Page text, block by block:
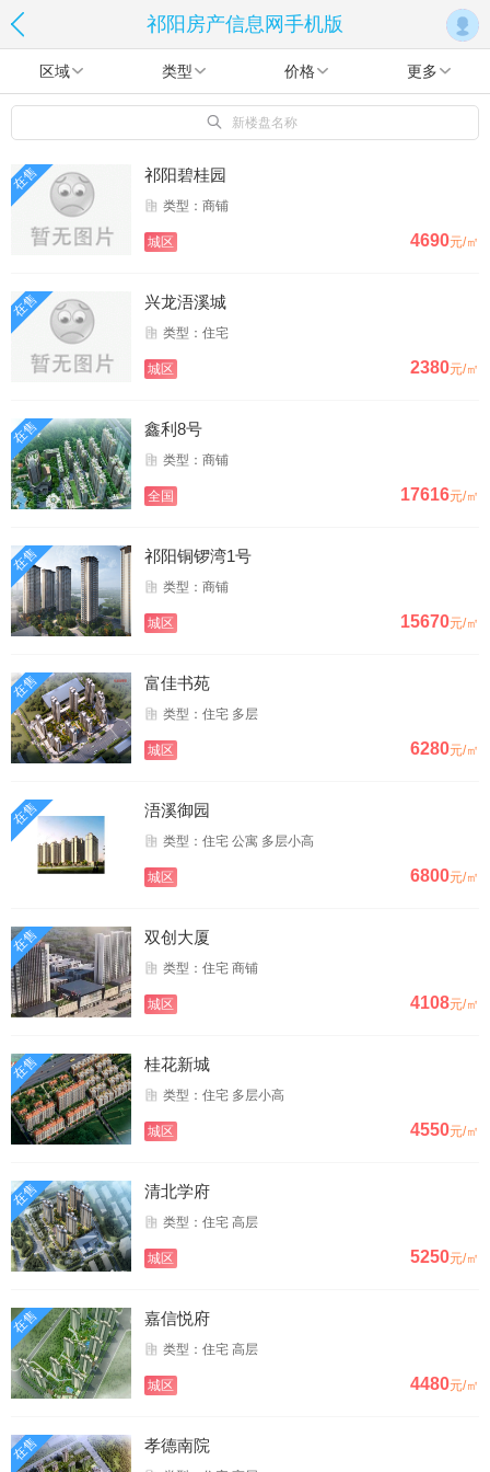
祁阳房产信息网手机版
区域 类型 价格 更多
新楼盘名称
在售 祁阳碧桂园
类型：商铺
城区 4690元/㎡
在售 兴龙浯溪城
类型：住宅
城区 2380元/㎡
在售 鑫利8号
类型：商铺
全国 17616元/㎡
在售 祁阳铜锣湾1号
类型：商铺
城区 15670元/㎡
在售 富佳书苑
类型：住宅 多层
城区 6280元/㎡
在售 浯溪御园
类型：住宅 公寓 多层小高
城区 6800元/㎡
在售 双创大厦
类型：住宅 商铺
城区 4108元/㎡
在售 桂花新城
类型：住宅 多层小高
城区 4550元/㎡
在售 清北学府
类型：住宅 高层
城区 5250元/㎡
在售 嘉信悦府
类型：住宅 高层
城区 4480元/㎡
在售 孝德南院